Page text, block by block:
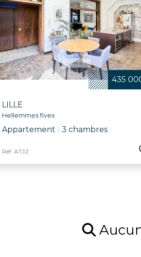
435
LILLE
Hellemmes fives
Appartement 3 chambres
Réf. ATJZ